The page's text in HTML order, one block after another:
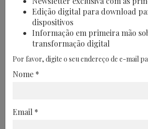
Profissionais
qualidade de
detrimento da
mudar de emprego, numa
Edição digital para download
dispositivos
Informação em primeira mão
transformação digital
Por favor, digite o seu endereço de e-mail
Nome *
Email *